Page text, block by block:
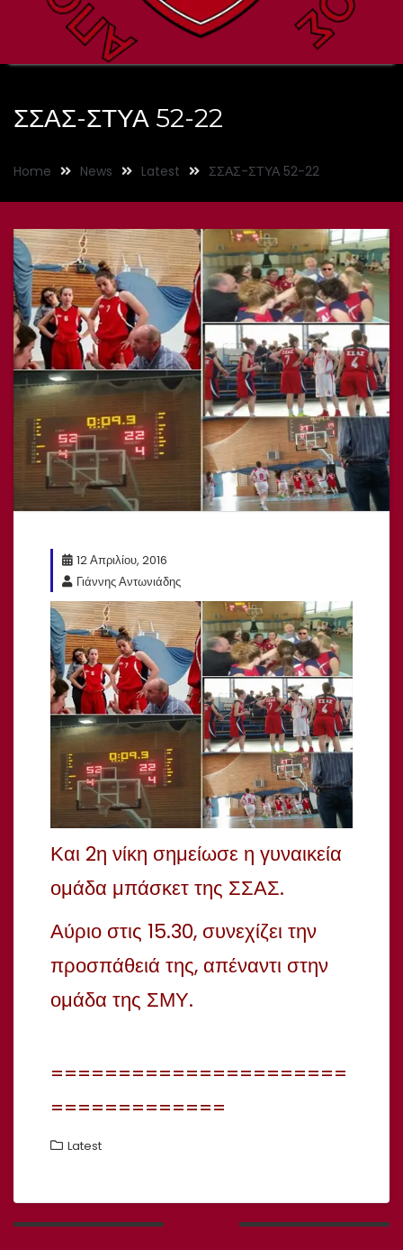
ΣΣΑΣ-ΣΤΥΑ 52-22
Home News Latest ΣΣΑΣ-ΣΤΥΑ 52-22
12 Απριλίου, 2016
Γιάννης Αντωνιάδης
Και 2η νίκη σημείωσε η γυναικεία
ομάδα μπάσκετ της ΣΣΑΣ.
Αύριο στις 15.30, συνεχίζει την
προσπάθειά της, απέναντι στην
ομάδα της ΣΜΥ.
======================
=============
Latest
Πλοήγηση